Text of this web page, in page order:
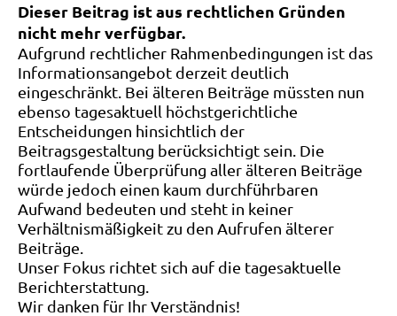
Dieser Beitrag ist aus rechtlichen Gründen
nicht mehr verfügbar.
Aufgrund rechtlicher Rahmenbedingungen ist das
Informationsangebot derzeit deutlich
eingeschränkt. Bei älteren Beiträge müssten nun
ebenso tagesaktuell höchstgerichtliche
Entscheidungen hinsichtlich der
Beitragsgestaltung berücksichtigt sein. Die
fortlaufende Überprüfung aller älteren Beiträge
würde jedoch einen kaum durchführbaren
Aufwand bedeuten und steht in keiner
Verhältnismäßigkeit zu den Aufrufen älterer
Beiträge.
Unser Fokus richtet sich auf die tagesaktuelle
Berichterstattung.
Wir danken für Ihr Verständnis!